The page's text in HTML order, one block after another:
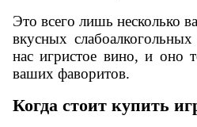
Это всего лишь несколько
вкусных
нас игристое вино, и оно
ваших фаворитов.
Когда стоит купить